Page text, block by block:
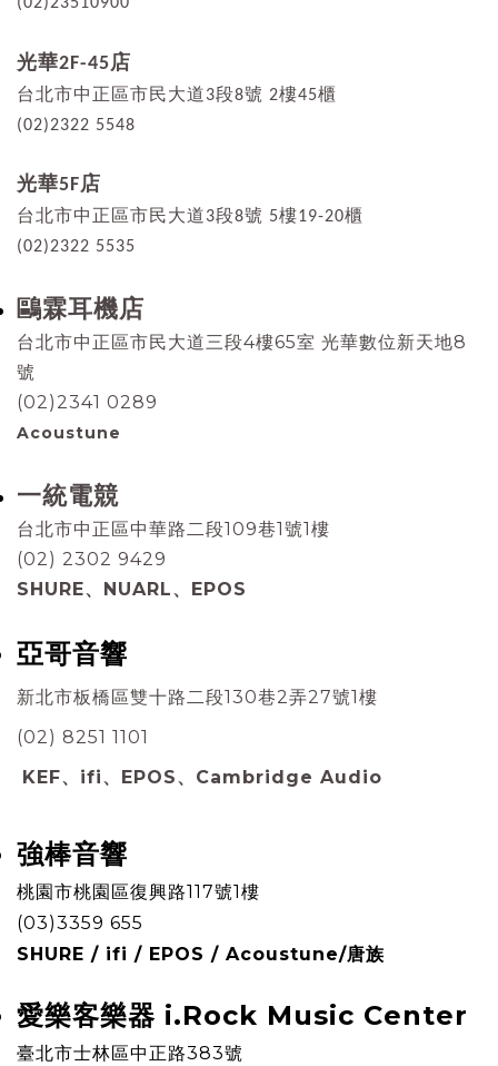
(02)23510900
光華2F-45店
台北市中正區市民大道3段8號 2樓45櫃
(02)2322 5548
光華5F店
台北市中正區市民大道3段8號 5樓19-20櫃
(02)2322 5535
鷗霖耳機店
台北市中正區市民大道三段4樓65室 光華數位新天地8
號
(02)2341 0289
Acoustune
一統電競
台北市中正區中華路二段109巷1號1樓
(02) 2302 9429
SHURE、NUARL、EPOS
亞哥音響
新北市板橋區雙十路二段130巷2弄27號1樓
(02) 8251 1101
KEF、ifi、EPOS、Cambridge Audio
強棒音響
​桃園市桃園區復興路117號1樓
(03)3359 655
SHURE / ifi / EPOS / Acoustune/唐族
愛樂客樂器 i.Rock Music Center
臺北市士林區中正路383號